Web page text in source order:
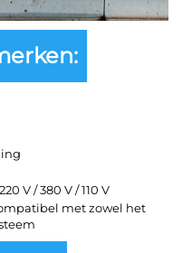
V / 380 V / 110 V
met zowel het